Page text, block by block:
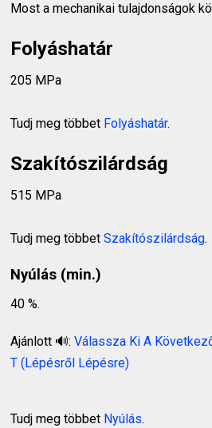
Most a mechanikai tulajdonságok
Folyáshatár
205 MPa
Tudj meg többet Folyáshatár.
Szakítószilárdság
515 MPa
Tudj meg többetSzakítószilárdság.
Nyúlás (min.)
40 %.
Ajánlott 🔊:Válassza Ki A
T (Lépésről Lépésre)
Tudj meg többet Nyúlás.